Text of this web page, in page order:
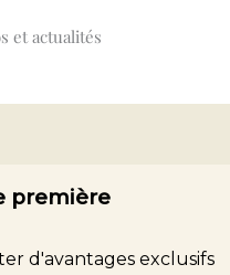
et actualités
première
d'avantages exclusifs